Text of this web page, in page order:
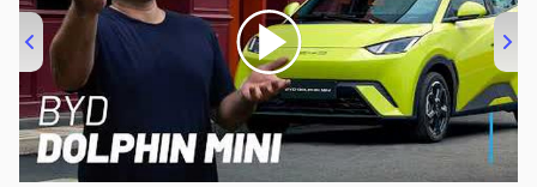
00:00/04:07